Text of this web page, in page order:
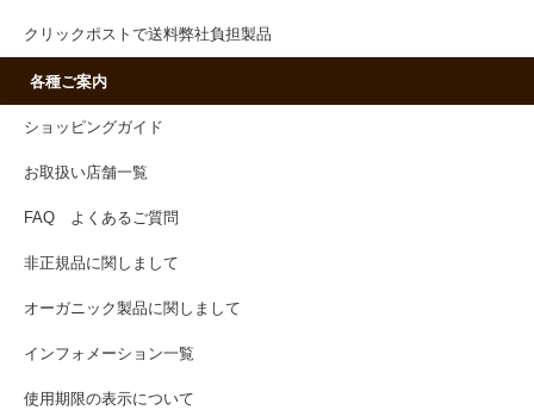
クリックポストで送料弊社負担製品
各種ご案内
ショッピングガイド
お取扱い店舗一覧
FAQ よくあるご質問
非正規品に関しまして
オーガニック製品に関しまして
インフォメーション一覧
使用期限の表示について